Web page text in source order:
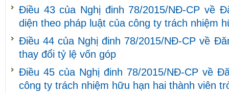
Điều 43 của Nghị đinh 78/2015/NĐ-CP về
diện theo pháp luật của công ty trách nhiệm
Điều 44 của Nghị đinh 78/2015/NĐ-CP về
thay đổi tỷ lệ vốn góp
Điều 45 của Nghị đinh 78/2015/NĐ-CP về
công ty trách nhiệm hữu hạn hai thành viên